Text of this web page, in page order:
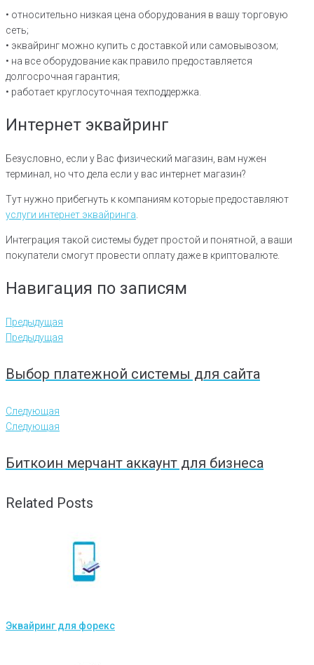
• относительно низкая цена оборудования в вашу торговую
сеть;
• эквайринг можно купить с доставкой или самовывозом;
• на все оборудование как правило предоставляется
долгосрочная гарантия;
• работает круглосуточная техподдержка.
Интернет эквайринг
Безусловно, если у Вас физический магазин, вам нужен
терминал, но что дела если у вас интернет магазин?
Тут нужно прибегнуть к компаниям которые предоставляют
услуги интернет эквайринга
Интеграция такой системы будет простой и понятной, а ваши
покупатели смогут провести оплату даже в криптовалюте.
Навигация по записям
Предыдущая
Предыдущая
Выбор платежной системы для сайта
Следующая
Следующая
Биткоин мерчант аккаунт для бизнеса
Related Posts
Эквайринг для форекс